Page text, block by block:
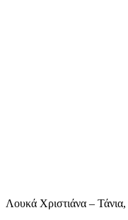
Λουκά Χριστιάνα – Τάνια,